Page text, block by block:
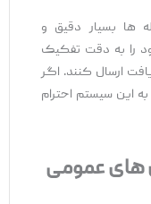
ها بسیار دقیق و
را به ‌دقت تفکیک
ارسال کنند. اگر
این سیستم احترام
‌های عمومی